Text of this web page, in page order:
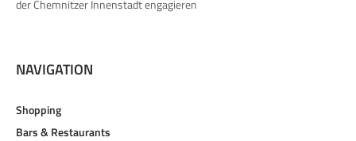
der Chemnitzer Innenstadt engagieren
NAVIGATION
Shopping
Bars & Restaurants